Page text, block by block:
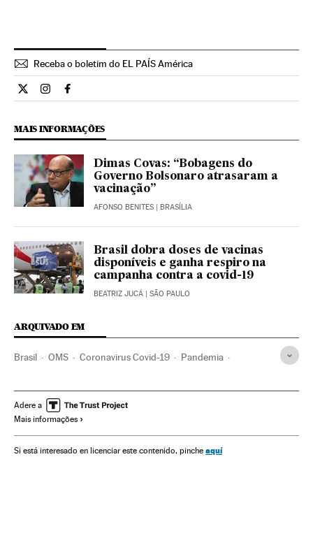
Receba o boletim do EL PAÍS América
Internacional El País Brasil en Twitter
Internacional El País Brasil en Instagram
Internacional El País Brasil en Facebook
MAIS INFORMAÇÕES
Dimas Covas: “Bobagens do
Governo Bolsonaro atrasaram a
vacinação”
AFONSO BENITES | BRASÍLIA
Brasil dobra doses de vacinas
disponíveis e ganha respiro na
campanha contra a covid-19
BEATRIZ JUCÁ | SÃO PAULO
ARQUIVADO EM
Brasil OMS Coronavirus Covid-19 Pandemia
Ministério Saúde Vacinas
Benjamin Netanyahu
Adere a
Mais informações
Si está interesado en licenciar este contenido, pinche aquí